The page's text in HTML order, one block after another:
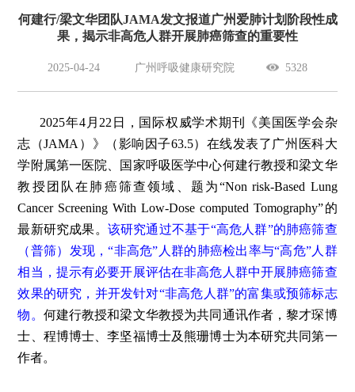
何建行/梁文华团队JAMA发文报道广州爱肺计划阶段性成
果，揭示非高危人群开展肺癌筛查的重要性
2025-04-24 广州呼吸健康研究院 5328
2025年4月22日，国际权威学术期刊《美国医学会杂
志（JAMA）》（影响因子63.5）在线发表了广州医科大
学附属第一医院、国家呼吸医学中心何建行教授和梁文华
教授团队在肺癌筛查领域、题为“Non risk-Based Lung
Cancer Screening With Low-Dose computed Tomography”的
最新研究成果。 该研究通过不基于“高危人群”的肺癌筛查
（普筛）发现，“非高危”人群的肺癌检出率与“高危”人群
相当，提示有必要开展评估在非高危人群中开展肺癌筛查
效果的研究，并开发针对“非高危人群”的富集或预筛标志
物。 何建行教授和梁文华教授为共同通讯作者，黎才琛博
士、程博博士、李坚福博士及熊珊博士为本研究共同第一
作者。